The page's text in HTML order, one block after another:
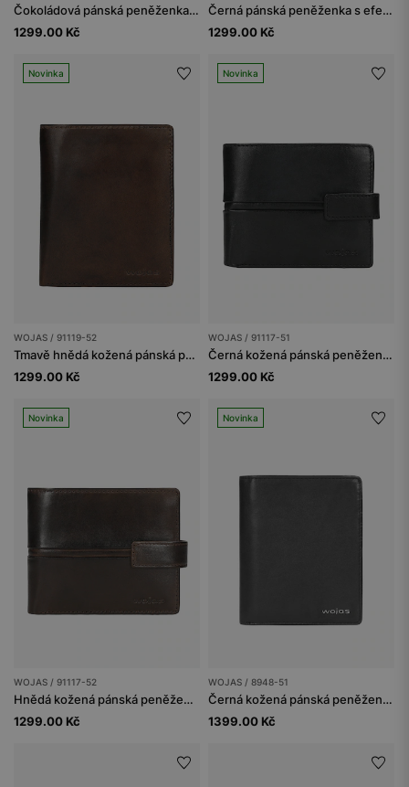
Čokoládová pánská peněženka s ochranou RFID
1299.00 Kč
Černá pánská peněženka s efektní strukturou a ochranou RFID
1299.00 Kč
Novinka
WOJAS / 91119-52
Tmavě hnědá kožená pánská peněženka
1299.00 Kč
Novinka
WOJAS / 91117-51
Černá kožená pánská peněženka se zapínáním na cvočky
1299.00 Kč
Novinka
WOJAS / 91117-52
Hnědá kožená pánská peněženka s prošitím uprostřed
1299.00 Kč
Novinka
WOJAS / 8948-51
Černá kožená pánská peněženka
1399.00 Kč